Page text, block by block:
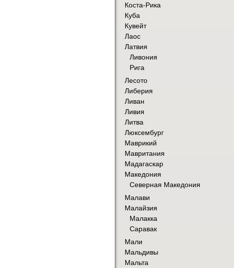
Коста-Рика
Куба
Кувейт
Лаос
Латвия
Ливония
Рига
Лесото
Либерия
Ливан
Ливия
Литва
Люксембург
Маврикий
Мавритания
Мадагаскар
Македония
Северная Македония
Малави
Малайзия
Малакка
Саравак
Мали
Мальдивы
Мальта